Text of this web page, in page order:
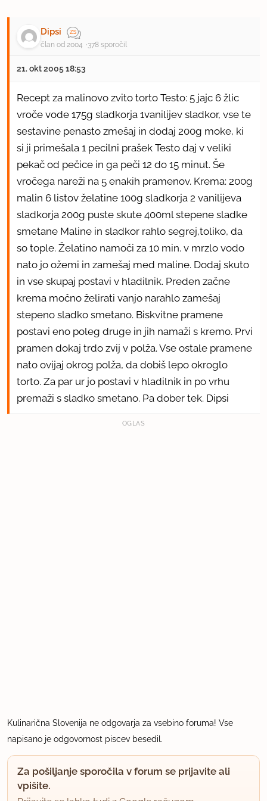
Dipsi
član od 2004 378 sporočil
21. okt 2005 18:53
Recept za malinovo zvito torto Testo: 5 jajc 6 žlic
vroče vode 175g sladkorja 1vanilijev sladkor, vse te
sestavine penasto zmešaj in dodaj 200g moke, ki
si ji primešala 1 pecilni prašek Testo daj v veliki
pekač od pečice in ga peči 12 do 15 minut. Še
vročega nareži na 5 enakih pramenov. Krema: 200g
malin 6 listov želatine 100g sladkorja 2 vanilijeva
sladkorja 200g puste skute 400ml stepene sladke
smetane Maline in sladkor rahlo segrej,toliko, da
so tople. Želatino namoči za 10 min. v mrzlo vodo
nato jo ožemi in zamešaj med maline. Dodaj skuto
in vse skupaj postavi v hladilnik. Preden začne
krema močno želirati vanjo narahlo zamešaj
stepeno sladko smetano. Biskvitne pramene
postavi eno poleg druge in jih namaži s kremo. Prvi
pramen dokaj trdo zvij v polža. Vse ostale pramene
nato ovijaj okrog polža, da dobiš lepo okroglo
torto. Za par ur jo postavi v hladilnik in po vrhu
premaži s sladko smetano. Pa dober tek. Dipsi
OGLAS
Kulinarična Slovenija ne odgovarja za vsebino foruma! Vse
napisano je odgovornost piscev besedil.
Za pošiljanje sporočila v forum se prijavite ali
vpišite.